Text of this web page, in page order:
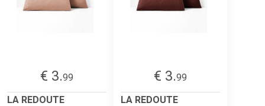
€ 3.99
LA REDOUTE
€ 3.99
LA REDOUTE